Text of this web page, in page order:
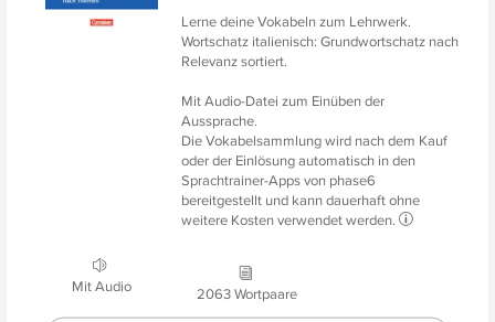
Lerne deine Vokabeln zum Lehrwerk.
Wortschatz italienisch: Grundwortschatz nach
Relevanz sortiert.
Mit Audio-Datei zum Einüben der
Aussprache.
Die Vokabelsammlung wird nach dem Kauf
oder der Einlösung automatisch in den
Sprachtrainer-Apps von phase6
bereitgestellt und kann dauerhaft ohne
weitere Kosten verwendet werden.
Mit Audio 2063 Wortpaare